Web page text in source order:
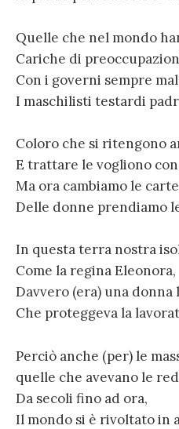
Quelle che nel mondo
Cariche di
Con i governi sempre
I maschilisti testardi
Coloro che si ritengono
E trattare le vogliono
Ma ora cambiamo le
Delle donne prendiamo
In questa terra nostra
Come la regina Eleonora,
Davvero (era) una donna
Che proteggeva la
Perciò anche (per) le
quelle che avevano le
Da secoli fino ad ora,
Il mondo si è rivoltato in